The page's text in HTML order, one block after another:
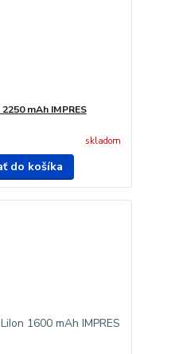
mAh IMPRES
skladom
do košíka